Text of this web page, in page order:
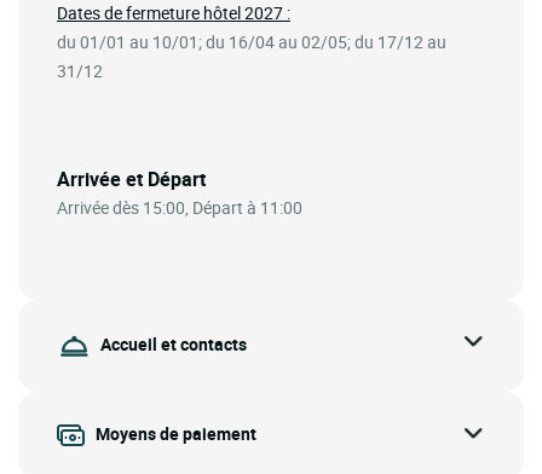
Arrivée et Départ
Arrivée dès 15:00, Départ à 11:00
Dates de fermeture hôtel 2027 :
du 01/01 au 10/01; du 16/04 au 02/05; du 17/12 au
31/12
Accueil et contacts
Moyens de paiement